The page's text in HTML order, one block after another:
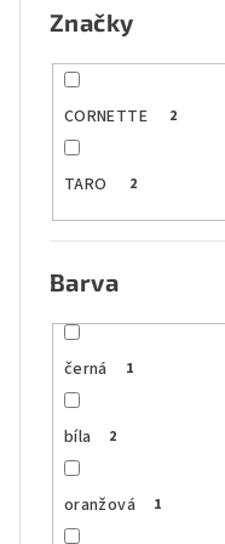
Značky
CORNETTE 2
TARO 2
Barva
černá 1
bíla 2
oranžová 1